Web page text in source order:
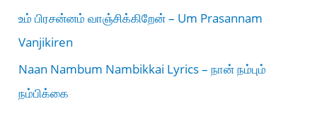
உம் பிரசன்னம் வாஞ்சிக்கிறேன் – Um Prasannam
Vanjikiren
Naan Nambum Nambikkai Lyrics – நான் நம்பும்
நம்பிக்கை